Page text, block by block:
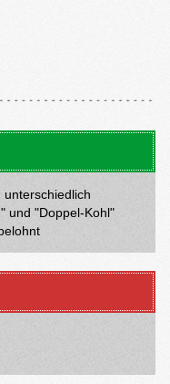
und "Doppel-Kohl"